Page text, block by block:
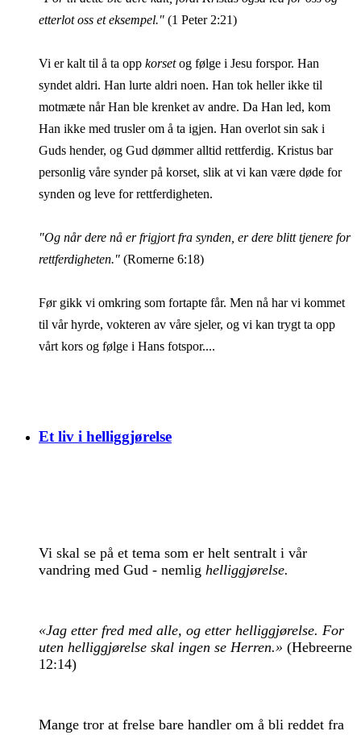
etterlot oss et eksempel." (1 Peter 2:21)
Vi er kalt til å ta opp korsetog følge i Jesu forspor. Han
syndet aldri. Han lurte aldri noen. Han tok heller ikke til
motmæte når Han ble krenket av andre. Da Han led, kom
Han ikke med trusler om å ta igjen. Han overlot sin sak i
Guds hender, og Gud dømmer alltid rettferdig. Kristus bar
personlig våre synder på korset, slik at vi kan være døde for
synden og leve for rettferdigheten.
"Og når dere nå er frigjort fra synden, er dere blitt tjenere for
rettferdigheten." (Romerne 6:18)
Før gikk vi omkring som fortapte får. Men nå har vi kommet
til vår hyrde, vokteren av våre sjeler, og vi kan trygt ta opp
vårt kors og følge i Hans fotspor....
Et liv i helliggjørelse
Vi skal se på et tema som er helt sentralt i vår
vandring med Gud - nemlig helliggjørelse.
«Jag etter fred med alle, og etter helliggjørelse. For
uten helliggjørelse skal ingen se Herren.» (Hebreerne
12:14)
Mange tror at frelse bare handler om å bli reddet fra